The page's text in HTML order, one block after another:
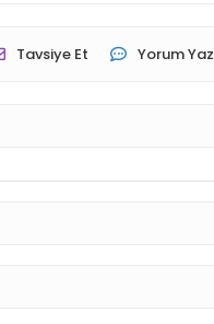
Tavsiye Et Yorum Yaz